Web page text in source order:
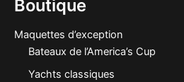
Boutique
Maquettes d’exception
Bateaux de l’America’s Cup
Yachts classiques